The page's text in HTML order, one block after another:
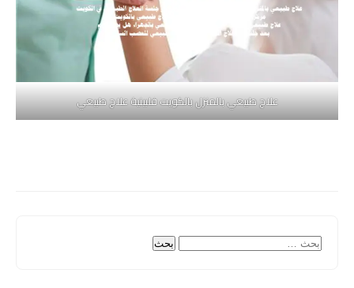
علاج طبيعي بالمنزل بالكويت فلبينية علاج طبيعي
البحث